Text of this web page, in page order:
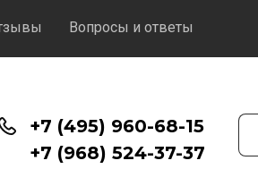
Вопросы и ответы
+7 (495) 960-68-15
+7 (968) 524-37-37